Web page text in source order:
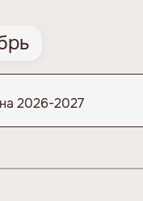
2026-2027